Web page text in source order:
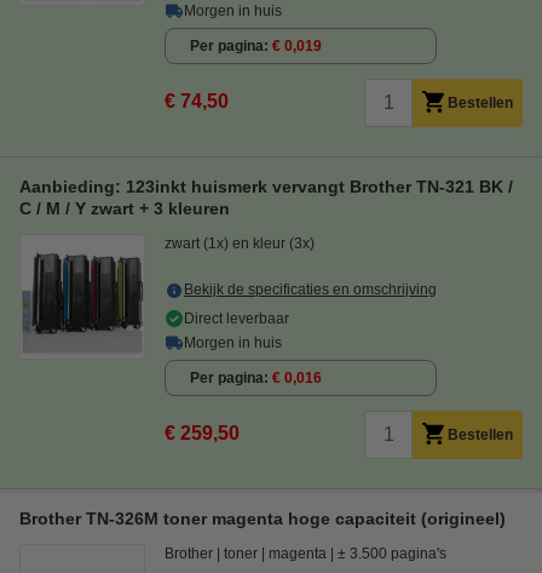
Morgen in huis
Per pagina € 0,019
€ 74,50 Bestellen
Aanbieding: 123inkt huismerk vervangt Brother TN-321 BK /
C / M / Y zwart + 3 kleuren
zwart (1x) en kleur (3x)
Bekijk de specificaties en omschrijving
Direct leverbaar
Morgen in huis
Per pagina € 0,016
€ 259,50 Bestellen
Brother TN-326M toner magenta hoge capaciteit (origineel)
Brother toner magenta ± 3.500 pagina's